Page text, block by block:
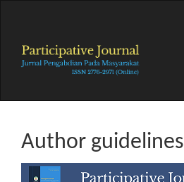
Content
Sidebar
Author guidelines